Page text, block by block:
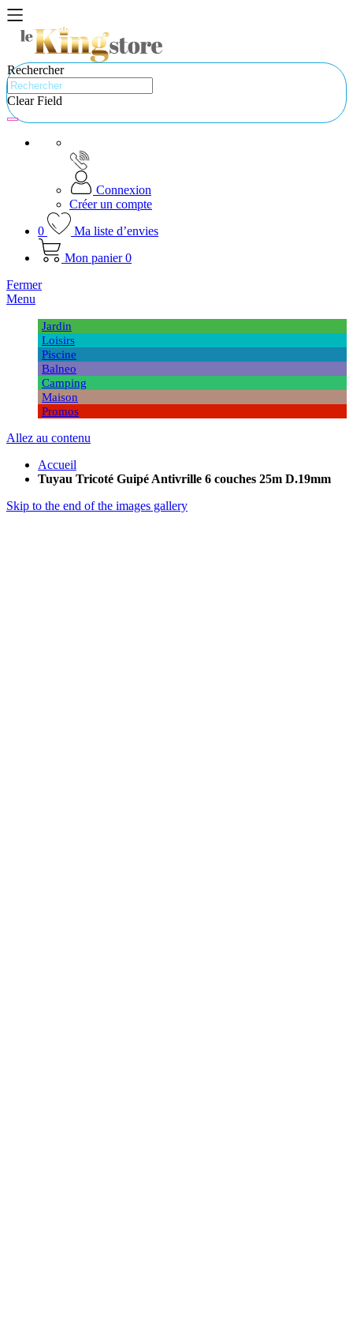
Rechercher
Clear Field
Connexion
Créer un compte
0
Ma liste d’envies
Mon panier 0
Fermer
Menu
Jardin
Loisirs
Piscine
Balneo
Camping
Maison
Promos
Allez au contenu
Accueil
Tuyau Tricoté Guipé Antivrille 6 couches 25m D.19mm
Skip to the end of the images gallery